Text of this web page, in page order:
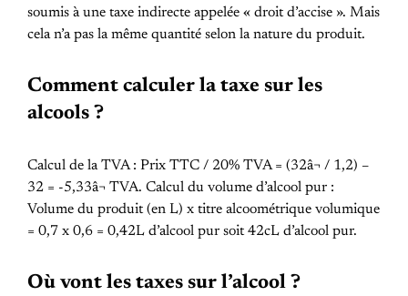
soumis à une taxe indirecte appelée « droit d’accise ». Mais
cela n’a pas la même quantité selon la nature du produit.
Comment calculer la taxe sur les
alcools ?
Calcul de la TVA : Prix TTC / 20% TVA = (32â¬ / 1,2) –
32 = -5,33â¬ TVA. Calcul du volume d’alcool pur :
Volume du produit (en L) x titre alcoométrique volumique
= 0,7 x 0,6 = 0,42L d’alcool pur soit 42cL d’alcool pur.
Où vont les taxes sur l’alcool ?